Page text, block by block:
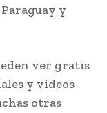
y
ver gratis
y videos
otras